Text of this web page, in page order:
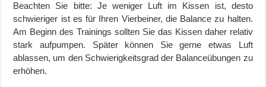
Beachten Sie bitte: Je weniger Luft im Kissen ist, desto
schwieriger ist es für Ihren Vierbeiner, die Balance zu halten.
Am Beginn des Trainings sollten Sie das Kissen daher relativ
stark aufpumpen. Später können Sie gerne etwas Luft
ablassen, um den Schwierigkeitsgrad der Balanceübungen zu
erhöhen.